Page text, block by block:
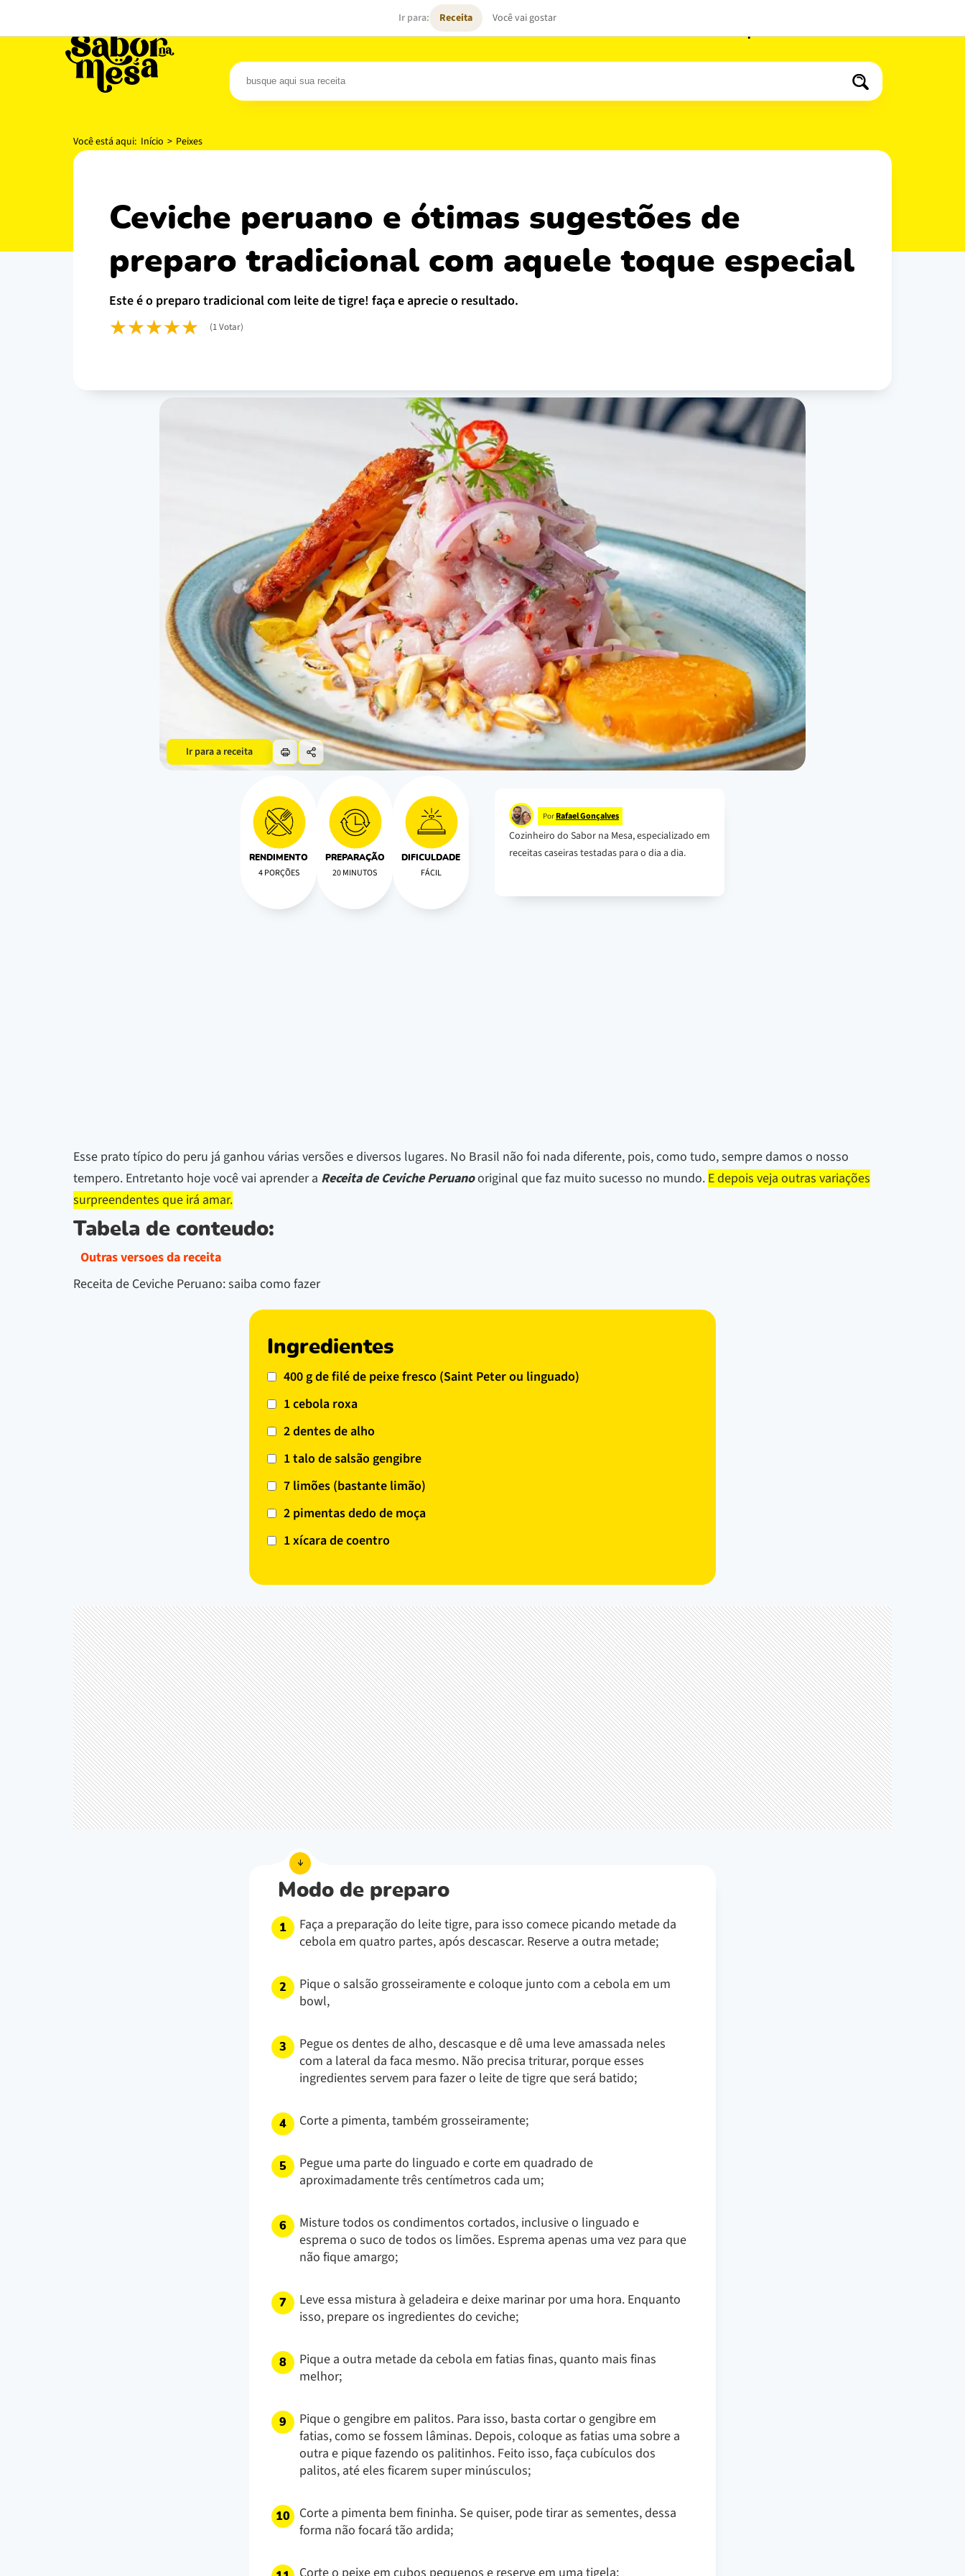
Biscoitos
Você está aqui: Início > Peixes
ceviche peruano e ótimas sugestões de
preparo tradicional com aquele toque especial
este é o preparo tradicional com leite de tigre! faça e aprecie o resultado.
(1 Votar)
Ir para a receita
RENDIMENTO
4 PORÇÕES
PREPARAÇÃO
20 MINUTOS
DIFICULDADE
FÁCIL
Por Rafael Gonçalves
Cozinheiro do Sabor na Mesa, especializado em
receitas caseiras testadas para o dia a dia.
Esse prato típico do peru já ganhou várias versões e diversos lugares. No Brasil não foi nada diferente, pois, como tudo, sempre damos o nosso
tempero. Entretanto hoje você vai aprender a Receita de Ceviche Peruanooriginal que faz muito sucesso no mundo. E depois veja outras variações
surpreendentes que irá amar.
Tabela de conteudo:
Outras versoes da receita
Receita de Ceviche Peruano: saiba como fazer
Ingredientes
400 g de filé de peixe fresco (Saint Peter ou linguado)
1 cebola roxa
2 dentes de alho
1 talo de salsão gengibre
7 limões (bastante limão)
2 pimentas dedo de moça
1 xícara de coentro
Modo de preparo
Faça a preparação do leite tigre, para isso comece picando metade da
cebola em quatro partes, após descascar. Reserve a outra metade;
Pique o salsão grosseiramente e coloque junto com a cebola em um
bowl,
Pegue os dentes de alho, descasque e dê uma leve amassada neles
com a lateral da faca mesmo. Não precisa triturar, porque esses
ingredientes servem para fazer o leite de tigre que será batido;
Corte a pimenta, também grosseiramente;
Pegue uma parte do linguado e corte em quadrado de
aproximadamente três centímetros cada um;
Misture todos os condimentos cortados, inclusive o linguado e
esprema o suco de todos os limões. Esprema apenas uma vez para que
não fique amargo;
Leve essa mistura à geladeira e deixe marinar por uma hora. Enquanto
isso, prepare os ingredientes do ceviche;
Pique a outra metade da cebola em fatias finas, quanto mais finas
melhor;
Pique o gengibre em palitos. Para isso, basta cortar o gengibre em
fatias, como se fossem lâminas. Depois, coloque as fatias uma sobre a
outra e pique fazendo os palitinhos. Feito isso, faça cubículos dos
palitos, até eles ficarem super minúsculos;
Corte a pimenta bem fininha. Se quiser, pode tirar as sementes, dessa
forma não focará tão ardida;
Ir para: Receita Você vai gostar